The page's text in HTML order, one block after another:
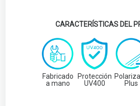
CARACTERÍSTICAS DEL
Fabricado
a mano
Protección
UV400
Plus